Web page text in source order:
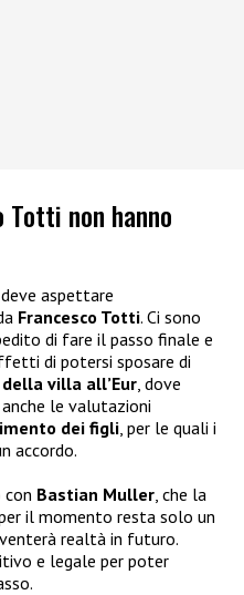
Totti non hanno
deve aspettare
Francesco Totti. Ci sono
di fare il passo finale e
di potersi sposare di
villa all’Eur , dove
le valutazioni
dei figli , per le quali i
accordo.
Bastian Muller , che la
il momento resta solo un
realtà in futuro.
e legale per poter